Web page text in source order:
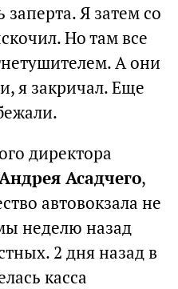
Я затем со
Но там все
А они
я закричал. Еще
директора
Асадчего,
автовокзала не
неделю назад
2 дня назад в
касса